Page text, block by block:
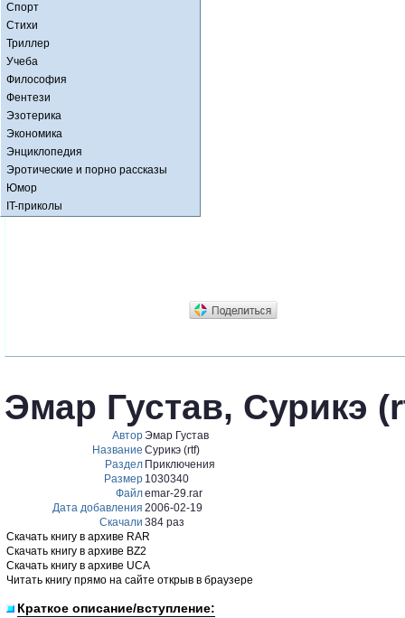
Спорт
Стихи
Триллер
Учеба
Философия
Фентези
Эзотерика
Экономика
Энциклопедия
Эротические и порно рассказы
Юмор
IT-приколы
Эмар Густав, Сурикэ
АвторЭмар Густав
Название Сурикэ (rtf)
Раздел Приключения
Размер 1030340
Файлemar-29.rar
Дата добавления 2006-02-19
Скачали 384 раз
Скачать книгу в архиве RAR
Скачать книгу в архиве BZ2
Скачать книгу в архиве UCA
Читать книгу прямо на сайте открыв в браузере
Краткое описание/вступление: